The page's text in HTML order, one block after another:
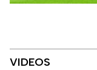
VIDEOS